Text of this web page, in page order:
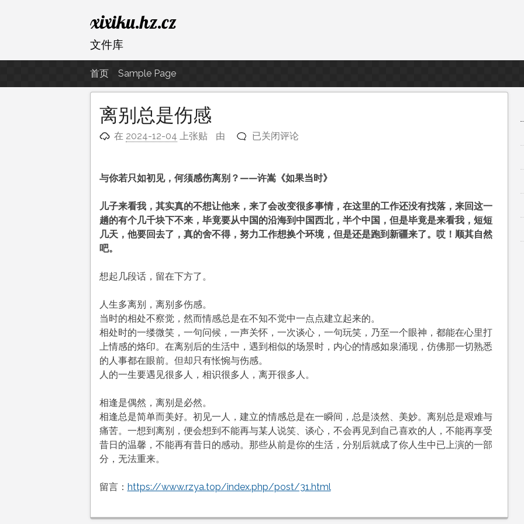
至
内
xixiku.hz.cz
文件库
首页 Sample Page
离别总是伤感
在 2024-12-04 上张贴 由
离
是
感
已关闭评论
与你若只如初见，何须感伤离别？——许嵩《如果当时》
儿子来看我，其实真的不想让他来，来了会改变很多事情，在这里的工作还没有找落，来回这一
趟的有个几千块下不来，毕竟要从中国的沿海到中国西北，半个中国，但是毕竟是来看我，短短
几天，他要回去了，真的舍不得，努力工作想换个环境，但是还是跑到新疆来了。哎！顺其自然
吧。
想起几段话，留在下方了。
人生多离别，离别多伤感。
当时的相处不察觉，然而情感总是在不知不觉中一点点建立起来的。
相处时的一缕微笑，一句问候，一声关怀，一次谈心，一句玩笑，乃至一个眼神，都能在心里打
上情感的烙印。在离别后的生活中，遇到相似的场景时，内心的情感如泉涌现，仿佛那一切熟悉
的人事都在眼前。但却只有怅惋与伤感。
人的一生要遇见很多人，相识很多人，离开很多人。
相逢是偶然，离别是必然。
相逢总是简单而美好。初见一人，建立的情感总是在一瞬间，总是淡然、美妙。离别总是艰难与
痛苦。一想到离别，便会想到不能再与某人说笑、谈心，不会再见到自己喜欢的人，不能再享受
昔日的温馨，不能再有昔日的感动。那些从前是你的生活，分别后就成了你人生中已上演的一部
分，无法重来。
留言： https://www.rzya.top/index.php/post/31.html